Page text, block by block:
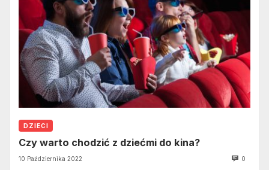
DZIECI
Czy warto chodzić z dziećmi do kina?
10 Października 2022 0